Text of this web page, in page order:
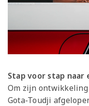
Stap voor stap naar
Om zijn
Gota-Toudji